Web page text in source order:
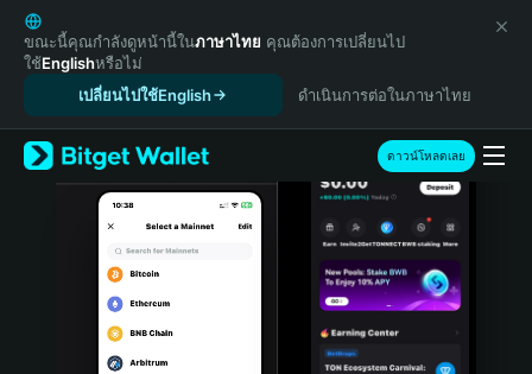
English
日本語
Tiếng Việt
Español (Latinoamérica)
Türkçe
Italiano
Português (Portugal)
Bahasa Indonesia
ขณะนี้คุณกำลังดูหน้านี้ในภาษาไทย คุณต้องการเปลี่ยนไป
ใช้Englishหรือไม่
เปลี่ยนไปใช้English
ดำเนินการต่อในภาษาไทย
ดาวน์โหลดเลย